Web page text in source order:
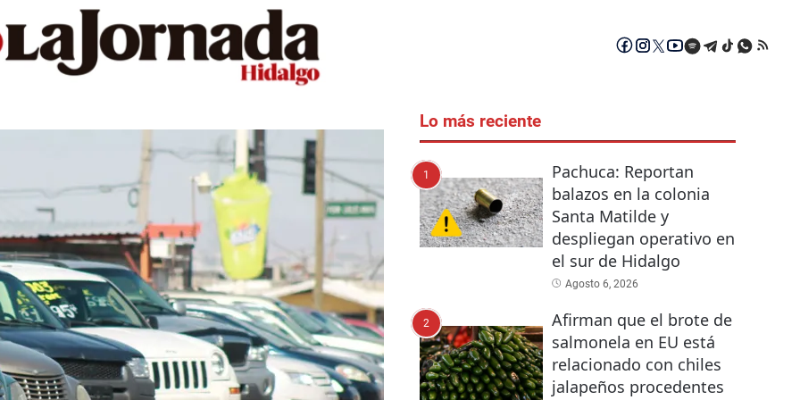
Lo más reciente
1
Pachuca: Reportan
balazos en la colonia
Santa Matilde y
despliegan operativo en
el sur de Hidalgo
Agosto 6, 2026
2
Afirman que el brote de
salmonela en EU está
relacionado con chiles
jalapeños procedentes